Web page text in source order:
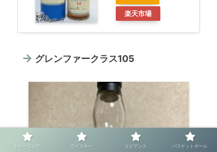
楽天市場
グレンファークラス105
トレーニング ウイスキー エビデンス バスケットボール